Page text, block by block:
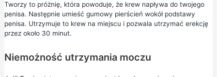
Tworzy to próżnię, która powoduje, że krew napływa do twojego
penisa. Następnie umieść gumowy pierścień wokół podstawy
penisa. Utrzymuje to krew na miejscu i pozwala utrzymać erekcję
przez około 30 minut.
Niemożność utrzymania moczu